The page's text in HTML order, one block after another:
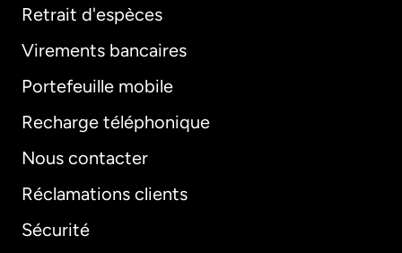
Retrait d'espèces
Virements bancaires
Portefeuille mobile
Recharge téléphonique
Nous contacter
Réclamations clients
Sécurité